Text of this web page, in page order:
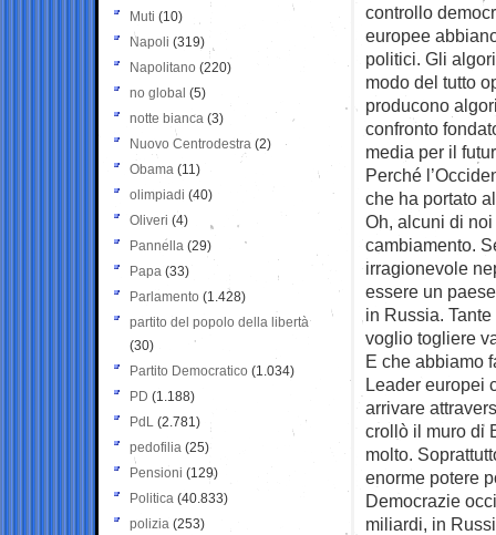
controllo
europee
politici. Gli
modo del tutto
producono
confronto
media per il
Perché
che ha portato
Oh, alcuni di
cambiamento.
irragionevole
essere un
in Russia.
voglio togliere
E che abbiamo
Leader europei
arrivare
crollò il muro di
molto.
enorme potere
Democrazie
miliardi, in
Muti (10)
Napoli (319)
Napolitano (220)
no global (5)
notte bianca (3)
Nuovo Centrodestra (2)
Obama (11)
olimpiadi (40)
Oliveri (4)
Pannella (29)
Papa (33)
Parlamento (1.428)
partito del popolo della libertà
(30)
Partito Democratico (1.034)
PD (1.188)
PdL (2.781)
pedofilia (25)
Pensioni (129)
Politica (40.833)
polizia (253)